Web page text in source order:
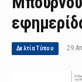
Δελτία Τύπου 29